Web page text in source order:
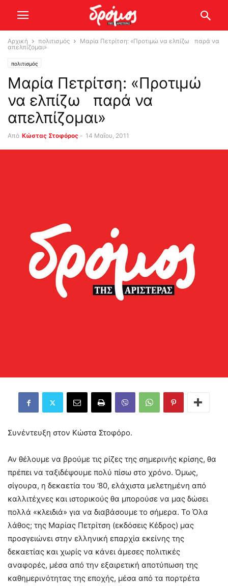
Αρχική πολιτισμός
Μαρία Πετρίτση: «Προτιμώ να ελπίζω παρά να
απελπίζομαι»
πολιτισμός
Μαρία Πετρίτση: «Προτιμώ
να ελπίζω παρά να
απελπίζομαι»
Από Κώστας Στοφόρος - 14 Μαΐου, 2011
Συνέντευξη στον Κώστα Στοφόρο.
Αν θέλουμε να βρούμε τις ρίζες της σημερινής κρίσης, θα
πρέπει να ταξιδέψουμε πολύ πίσω στο χρόνο. Όμως,
σίγουρα, η δεκαετία του ’80, ελάχιστα μελετημένη από
καλλιτέχνες και ιστορικούς θα μπορούσε να μας δώσει
πολλά «κλειδιά» για να διαβάσουμε το σήμερα. Το Όλα
λάθος; της Μαρίας Πετρίτση (εκδόσεις Κέδρος) μας
προσγειώνει στην ελληνική επαρχία εκείνης της
δεκαετίας και χωρίς να κάνει άμεσες πολιτικές
αναφορές, μέσα από την εξαιρετική αποτύπωση της
καθημερινότητας της εποχής, μέσα από τα πορτρέτα